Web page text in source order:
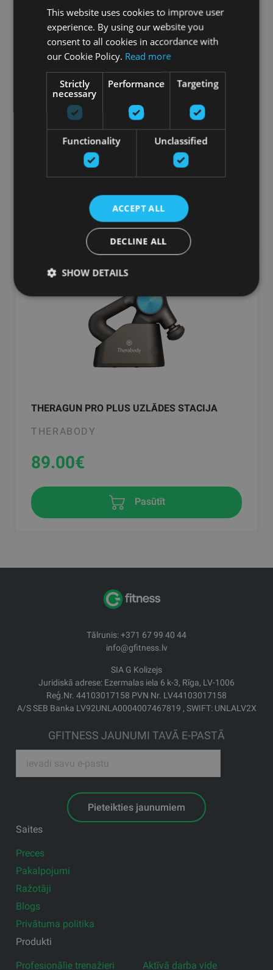
THERABODY THERAGUN PRIME LĀDĒŠANAS
THERABODY
65.00€
THERAGUN PRO PLUS UZLĀDES STACIJA
THERABODY
89.00€
Pasūtīt
Tālrunis: +371 67 99 40 44
info@gfitness.lv
SIA G Kolizejs
Juridiskā adrese: Ezermalas iela 6 k-3, Rīga, LV-1006
Reģ.Nr. 44103017158 PVN Nr. LV44103017158
A/S SEB Banka LV92UNLA0004007467819 , SWIFT: UNLALV2X
GFITNESS JAUNUMI TAVĀ E-PASTĀ
Pieteikties jaunumiem
Saites
Preces
Pakalpojumi
Ražotāji
Blogs
Privātuma politika
Produkti
Profesionālie trenažieri
Aktīvā darba vide
This website uses cookies to improve user
experience. By using our website you
consent to all cookies in accordance with
our Cookie Policy. Read more
Strictly
necessary
Performance Targeting
Functionality Unclassified
ACCEPT ALL
DECLINE ALL
SHOW DETAILS